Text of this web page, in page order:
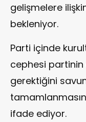
gelişmelere
bekleniyor.
Parti içinde
cephesi
gerektiğini
ifade ediyor.